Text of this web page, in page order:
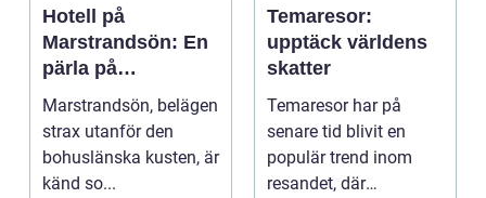
Hotell på
Marstrandsön: En
pärla på
västkusten
Marstrandsön, belägen
strax utanför den
bohuslänska kusten, är
känd so...
Temaresor:
upptäck världens
skatter
Temaresor har på
senare tid blivit en
populär trend inom
resandet, där